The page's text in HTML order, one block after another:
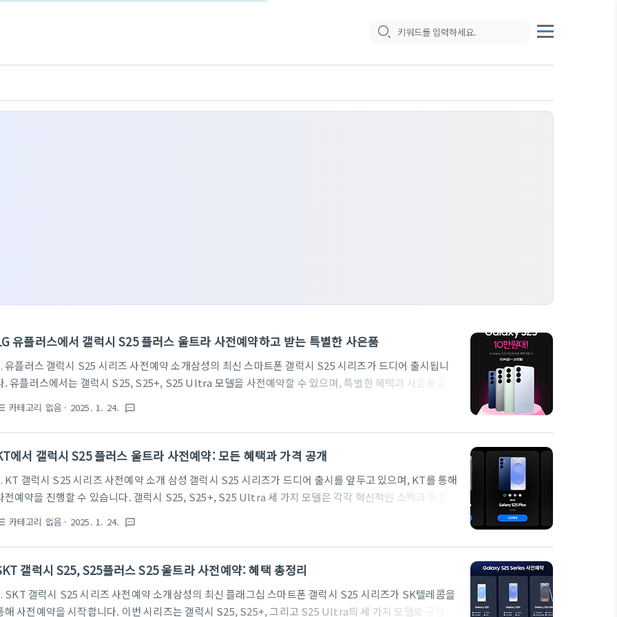
유플러스에서 갤럭시 S25 플러스 울트라 사전예약하고 받는 특별한 사은품
유플러스 갤럭시 S25 시리즈 사전예약 소개삼성의 최신 스마트폰 갤럭시 S25 시리즈가 드디어 출시됩니
. 유플러스에서는 갤럭시 S25, S25+, S25 Ultra 모델을 사전예약할 수 있으며, 특별한 혜택과 사은품을 제
다. 2. 유플러스 갤럭시 S25 사전예약 혜택사은품: 무선 이어폰, 스마트 태그, 전용 케이스 등 다양한 사은품
공요금제 할인: 유플러스 전용 요금제 할인 혜택추가 데이터: 6개월간 매월 10GB 추가 데이터 제공무이자
부: 24개월 무이자 할부 옵션보상판매: 기존 스마트폰 반납 시 최대 20만 원 추가 보상 자세한 정보는 아래
카테고리 없음 · 2025. 1. 24. textsms
에서 갤럭시 S25 플러스 울트라 사전예약: 모든 혜택과 가격 공개
갤럭시 S25 시리즈 사전예약 소개 삼성 갤럭시 S25 시리즈가 드디어 출시를 앞두고 있으며, KT를 통해
전예약을 진행할 수 있습니다. 갤럭시 S25, S25+, S25 Ultra 세 가지 모델은 각각 혁신적인 스펙과 독창적
택사은품 증정: 무선 이어폰, 스마트 태그, 전용 케이스 등 다양한 사은품 제공데이터 추가 혜택: 6개월 동안 매
10GB 추가 데이터 제공KT 멤버십 포인트 적립: 최대 10,000점 적립할부 혜택: KT 전용 무이자 할부 옵션
공보상 판매: 기존 스마트폰 반납 시 최대 20만 원 추가 보상금 제공아래 버튼을 누르시면 신청 홈페이지로
카테고리 없음 · 2025. 1. 24. textsms
갤럭시 S25, S25플러스 S25 울트라 사전예약: 혜택 총정리
SKT 갤럭시 S25 시리즈 사전예약 소개삼성의 최신 플래그십 스마트폰 갤럭시 S25 시리즈가 SK텔레콤을
해 사전예약을 시작합니다. 이번 시리즈는 갤럭시 S25, S25+, 그리고 S25 Ultra의 세 가지 모델로 구성되